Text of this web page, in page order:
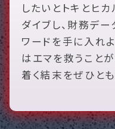
したいとトキとヒ
ダイブし、財務デ
ワードを手に入れ
はエマを救うこと
着く結末をぜひと